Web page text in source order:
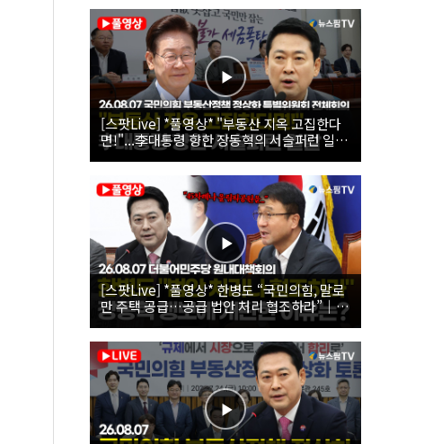
[스팟Live] *풀영상* "부동산 지옥 고집한다
면!"...李대통령 향한 장동혁의 서슬퍼런 일갈
| 26.08.07 국민의힘 부동산정책 정상화 특별
위원회 전체회의
[스팟Live] *풀영상* 한병도 “국민의힘, 말로
만 주택 공급…공급 법안 처리 협조하라”｜
26.08.07 더불어민주당 원내대책회의